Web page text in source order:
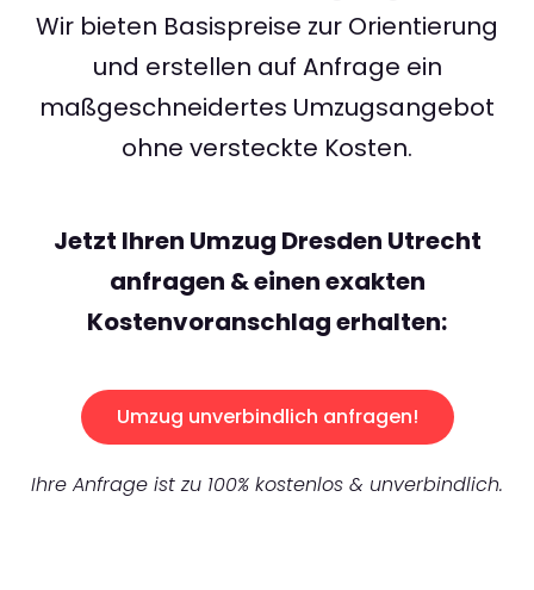
Wir bieten Basispreise zur Orientierung
und erstellen auf Anfrage ein
maßgeschneidertes Umzugsangebot
ohne versteckte Kosten.
Jetzt Ihren Umzug Dresden Utrecht
anfragen & einen exakten
Kostenvoranschlag erhalten:
Umzug unverbindlich anfragen!
Ihre Anfrage ist zu 100% kostenlos & unverbindlich.